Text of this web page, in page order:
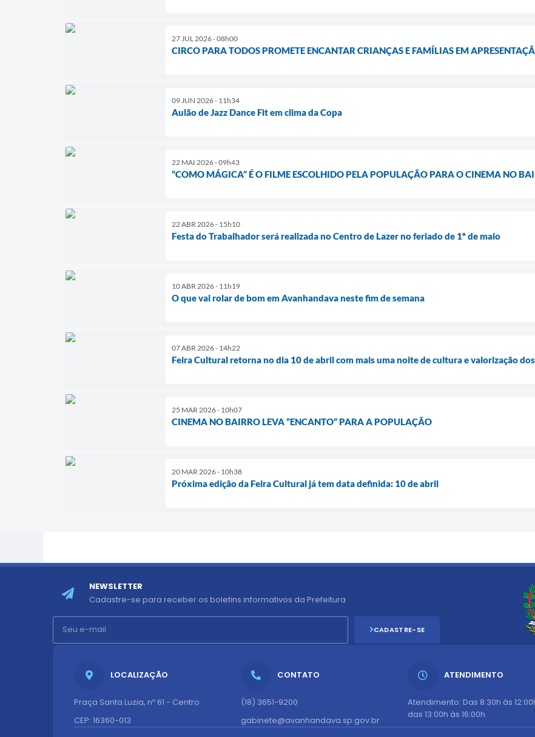
27 JUL 2026 - 08h00
CIRCO PARA TODOS PROMETE ENCANTAR CRIANÇAS E FAMÍLIAS EM
09 JUN 2026 - 11h34
Aulão de Jazz Dance Fit em clima da Copa
22 MAI 2026 - 09h43
“COMO MÁGICA” É O FILME ESCOLHIDO PELA POPULAÇÃO PARA O CINEMA NO
22 ABR 2026 - 15h10
Festa do Trabalhador será realizada no Centro de Lazer no feriado de 1º de maio
10 ABR 2026 - 11h19
O que vai rolar de bom em Avanhandava neste fim de semana
07 ABR 2026 - 14h22
Feira Cultural retorna no dia 10 de abril com mais uma noite de cultura e valorização
25 MAR 2026 - 10h07
CINEMA NO BAIRRO LEVA “ENCANTO” PARA A POPULAÇÃO
20 MAR 2026 - 10h38
Próxima edição da Feira Cultural já tem data definida: 10 de abril
LOCALIZAÇÃO
Praça Santa Luzia, nº 61 - Centro
CEP: 16360-013
CONTATO
(18) 3651-9200
gabinete@avanhandava.sp.gov.br
ATENDIMENTO
Atendimento: Das 8:30h às
das 13:00h às 16:00h
NEWSLETTER
Cadastre-se para receber os boletins informativos da Prefeitura
CADASTRE-SE